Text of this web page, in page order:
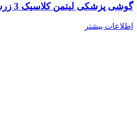
گوشی پزشکی لیتمن کلاسیک 3 زرشکی مشکی 5868
اطلاعات بیشتر